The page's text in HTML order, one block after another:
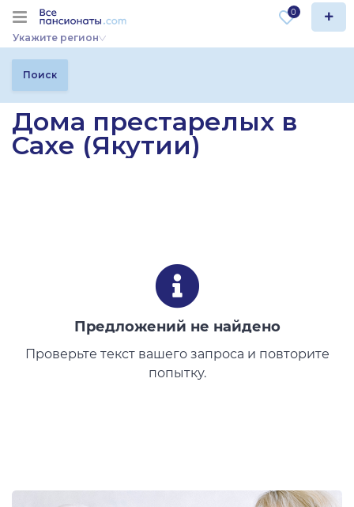
Укажите регион
0
Поиск
Дома престарелых в
Сахе (Якутии)
Предложений не найдено
Проверьте текст вашего запроса и повторите
попытку.